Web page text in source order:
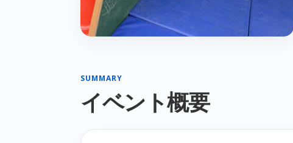
SUMMARY
イベント概要